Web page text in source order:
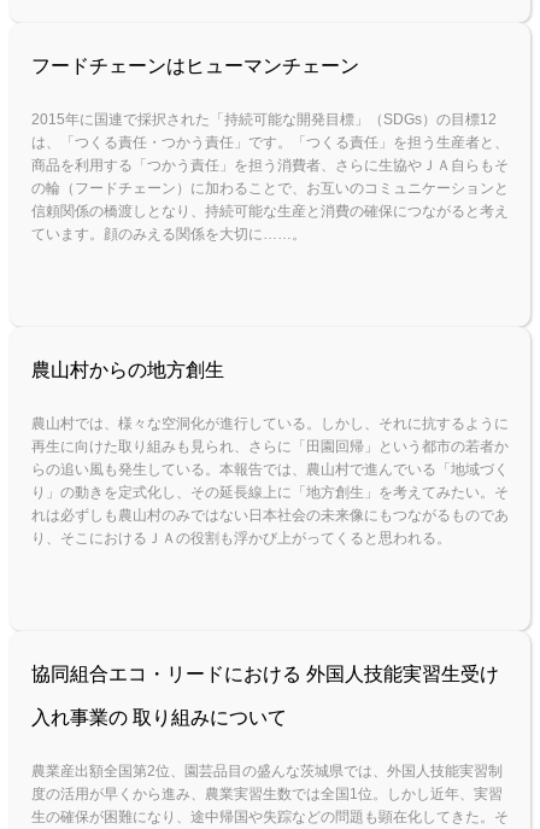
フードチェーンはヒューマンチェーン
2015年に国連で採択された「持続可能な開発目標」（SDGs）の目標12
は、「つくる責任・つかう責任」です。「つくる責任」を担う生産者と、
商品を利用する「つかう責任」を担う消費者、さらに生協やＪＡ自らもそ
の輪（フードチェーン）に加わることで、お互いのコミュニケーションと
信頼関係の橋渡しとなり、持続可能な生産と消費の確保につながると考え
ています。顔のみえる関係を大切に……。
農山村からの地方創生
農山村では、様々な空洞化が進行している。しかし、それに抗するように
再生に向けた取り組みも見られ、さらに「田園回帰」という都市の若者か
らの追い風も発生している。本報告では、農山村で進んでいる「地域づく
り」の動きを定式化し、その延長線上に「地方創生」を考えてみたい。そ
れは必ずしも農山村のみではない日本社会の未来像にもつながるものであ
り、そこにおけるＪＡの役割も浮かび上がってくると思われる。
協同組合エコ・リードにおける 外国人技能実習生受け
入れ事業の 取り組みについて
農業産出額全国第2位、園芸品目の盛んな茨城県では、外国人技能実習制
度の活用が早くから進み、農業実習生数では全国1位。しかし近年、実習
生の確保が困難になり、途中帰国や失踪などの問題も顕在化してきた。そ